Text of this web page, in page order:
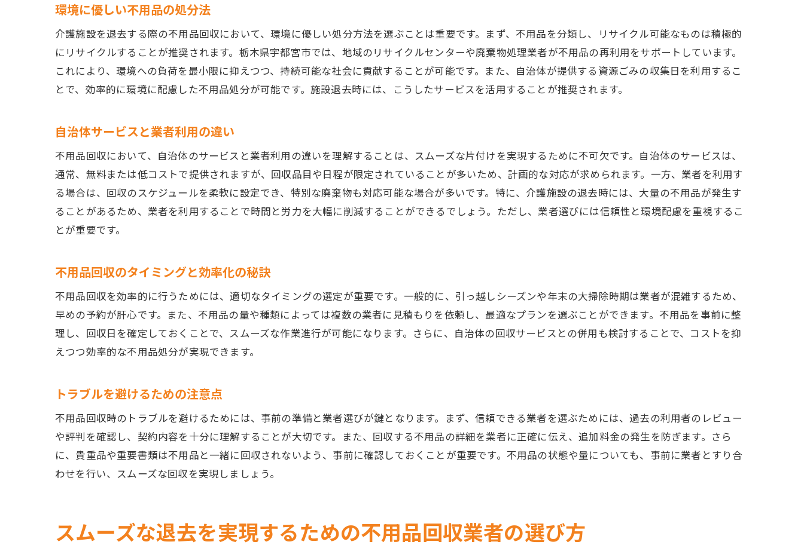
地域で評判の高い業者リスト
業者選定時に注意したい法律知識
現地確認で確認すべきポイント
安心して依頼できる業者の特徴
退去時に知っておきたい不用品回収のポイントと注意点
不用品回収に関する法律と規制
トラブルを未然に防ぐための対策
不用品回収のスケジュール管理
効率的な不用品回収で介護施設退去をスムーズに進める秘訣
事前準備で退去作業を効率化
プロのアドバイスを活かす方法
ストレスフリーな退去の実現
宇都宮市での不用品回収に関するFAQと地域密着サービスの魅力
自治体のサポートを受ける方法
FAQから見る不用品回収の流れ
環境に優しい不用品の処分法
介護施設を退去する際の不用品回収において、環境に優しい処分方法を選ぶことは重要です。まず、不用品を分類し、リサイクル可能なものは積極的
にリサイクルすることが推奨されます。栃木県宇都宮市では、地域のリサイクルセンターや廃棄物処理業者が不用品の再利用をサポートしています。
これにより、環境への負荷を最小限に抑えつつ、持続可能な社会に貢献することが可能です。また、自治体が提供する資源ごみの収集日を利用するこ
とで、効率的に環境に配慮した不用品処分が可能です。施設退去時には、こうしたサービスを活用することが推奨されます。
自治体サービスと業者利用の違い
不用品回収において、自治体のサービスと業者利用の違いを理解することは、スムーズな片付けを実現するために不可欠です。自治体のサービスは、
通常、無料または低コストで提供されますが、回収品目や日程が限定されていることが多いため、計画的な対応が求められます。一方、業者を利用す
る場合は、回収のスケジュールを柔軟に設定でき、特別な廃棄物も対応可能な場合が多いです。特に、介護施設の退去時には、大量の不用品が発生す
ることがあるため、業者を利用することで時間と労力を大幅に削減することができるでしょう。ただし、業者選びには信頼性と環境配慮を重視するこ
とが重要です。
不用品回収のタイミングと効率化の秘訣
不用品回収を効率的に行うためには、適切なタイミングの選定が重要です。一般的に、引っ越しシーズンや年末の大掃除時期は業者が混雑するため、
早めの予約が肝心です。また、不用品の量や種類によっては複数の業者に見積もりを依頼し、最適なプランを選ぶことができます。不用品を事前に整
理し、回収日を確定しておくことで、スムーズな作業進行が可能になります。さらに、自治体の回収サービスとの併用も検討することで、コストを抑
えつつ効率的な不用品処分が実現できます。
トラブルを避けるための注意点
不用品回収時のトラブルを避けるためには、事前の準備と業者選びが鍵となります。まず、信頼できる業者を選ぶためには、過去の利用者のレビュー
や評判を確認し、契約内容を十分に理解することが大切です。また、回収する不用品の詳細を業者に正確に伝え、追加料金の発生を防ぎます。さら
に、貴重品や重要書類は不用品と一緒に回収されないよう、事前に確認しておくことが重要です。不用品の状態や量についても、事前に業者とすり合
わせを行い、スムーズな回収を実現しましょう。
スムーズな退去を実現するための不用品回収業者の選び方